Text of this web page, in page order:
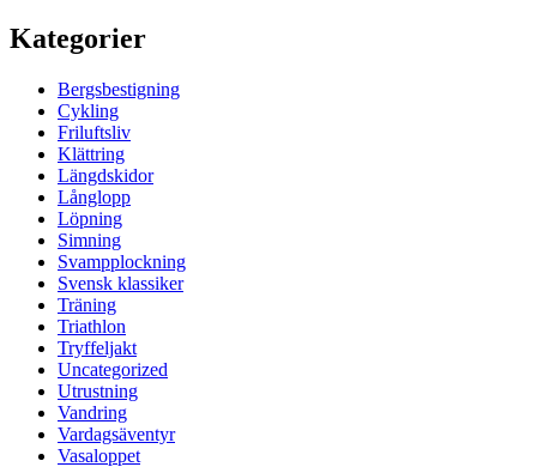
Kategorier
Bergsbestigning
Cykling
Friluftsliv
Klättring
Längdskidor
Långlopp
Löpning
Simning
Svampplockning
Svensk klassiker
Träning
Triathlon
Tryffeljakt
Uncategorized
Utrustning
Vandring
Vardagsäventyr
Vasaloppet